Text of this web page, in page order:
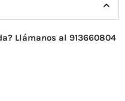
Llámanos al 913660804